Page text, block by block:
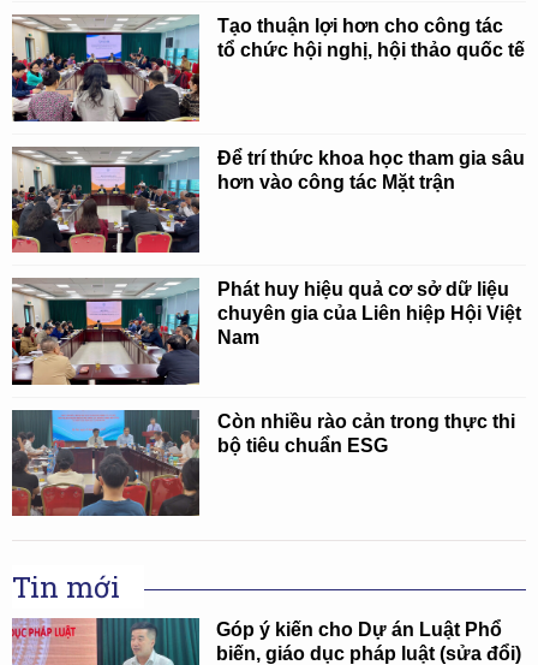
Tạo thuận lợi hơn cho công tác
tổ chức hội nghị, hội thảo quốc tế
Để trí thức khoa học tham gia sâu
hơn vào công tác Mặt trận
Phát huy hiệu quả cơ sở dữ liệu
chuyên gia của Liên hiệp Hội Việt
Nam
Còn nhiều rào cản trong thực thi
bộ tiêu chuẩn ESG
Tin mới
Góp ý kiến cho Dự án Luật Phổ
biến, giáo dục pháp luật (sửa đổi)